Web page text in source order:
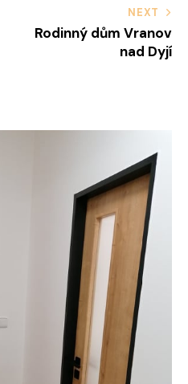
NEXT
Rodinný dům Vranov
nad Dyjí